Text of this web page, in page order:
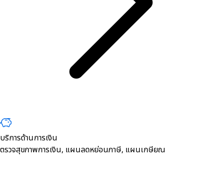
บริการด้านการเงิน
ตรวจสุขภาพการเงิน, ​แผนลดหย่อนภาษี, แผนเกษียณ